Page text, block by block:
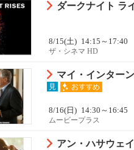
ダークナイト ラ
8/15(土) 14:15～17:40
ザ・シネマ HD
マイ・インター
見
8/16(日) 14:30～16:45
ムービープラス
アン・ハサウェ